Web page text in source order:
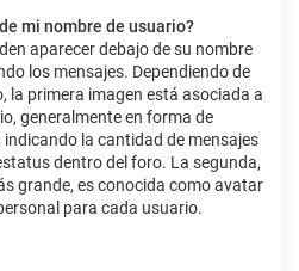
mi nombre de usuario?
aparecer debajo de su nombre
los mensajes. Dependiendo de
la primera imagen está asociada a
generalmente en forma de
la cantidad de mensajes
dentro del foro. La segunda,
grande, es conocida como avatar
para cada usuario.